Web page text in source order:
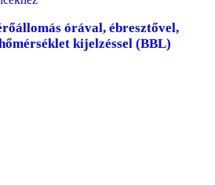
órával, ébresztővel,
kijelzéssel (BBL)